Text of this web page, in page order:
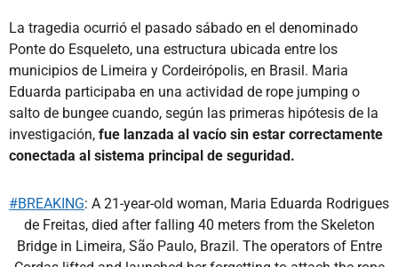
La tragedia ocurrió el pasado sábado en el denominado
Ponte do Esqueleto, una estructura ubicada entre los
municipios de Limeira y Cordeirópolis, en Brasil. Maria
Eduarda participaba en una actividad de rope jumping o
salto de bungee cuando, según las primeras hipótesis de la
investigación, fue lanzada al vacío sin estar correctamente
conectada al sistema principal de seguridad.
#BREAKING: A 21-year-old woman, Maria Eduarda Rodrigues
de Freitas, died after falling 40 meters from the Skeleton
Bridge in Limeira, São Paulo, Brazil. The operators of Entre